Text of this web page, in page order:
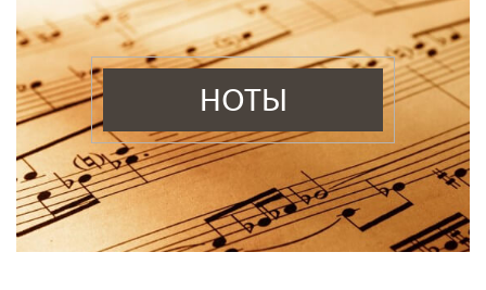
НОТЫ